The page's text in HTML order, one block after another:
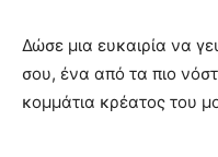
Δώσε μια ευκαιρία να
σου, ένα από τα πιο
κομμάτια κρέατος του